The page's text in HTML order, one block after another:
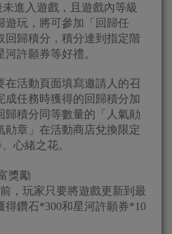
進入遊戲，且遊戲內等級
遊玩，將可參加「回歸任
回歸積分，積分達到指定階
許願券等好禮。
活動頁面填寫邀請人的召
成任務時獲得的回歸積分加
歸積分同等數量的「人氣勛
勛章」在活動商店兌換限定
心緒之花。
獎勵
玩家只要將遊戲更新到最
得鑽石*300和星河許願券*10